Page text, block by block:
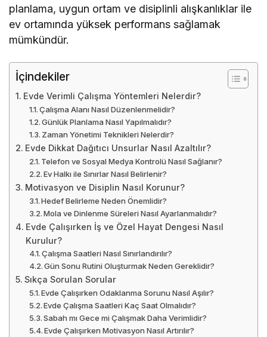
planlama, uygun ortam ve disiplinli alışkanlıklar ile
ev ortamında yüksek performans sağlamak
mümkündür.
İçindekiler
Evde Verimli Çalışma Yöntemleri Nelerdir?
Çalışma Alanı Nasıl Düzenlenmelidir?
Günlük Planlama Nasıl Yapılmalıdır?
Zaman Yönetimi Teknikleri Nelerdir?
Evde Dikkat Dağıtıcı Unsurlar Nasıl Azaltılır?
Telefon ve Sosyal Medya Kontrolü Nasıl Sağlanır?
Ev Halkı ile Sınırlar Nasıl Belirlenir?
Motivasyon ve Disiplin Nasıl Korunur?
Hedef Belirleme Neden Önemlidir?
Mola ve Dinlenme Süreleri Nasıl Ayarlanmalıdır?
Evde Çalışırken İş ve Özel Hayat Dengesi Nasıl
Kurulur?
Çalışma Saatleri Nasıl Sınırlandırılır?
Gün Sonu Rutini Oluşturmak Neden Gereklidir?
Sıkça Sorulan Sorular
Evde Çalışırken Odaklanma Sorunu Nasıl Aşılır?
Evde Çalışma Saatleri Kaç Saat Olmalıdır?
Sabah mı Gece mi Çalışmak Daha Verimlidir?
Evde Çalışırken Motivasyon Nasıl Artırılır?